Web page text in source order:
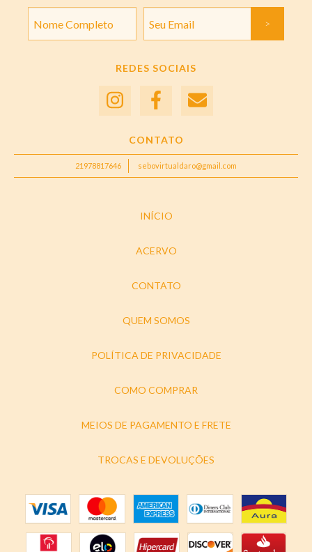
REDES SOCIAIS
CONTATO
21978817646 sebovirtualdaro@gmail.com
INÍCIO
ACERVO
CONTATO
QUEM SOMOS
POLÍTICA DE PRIVACIDADE
COMO COMPRAR
MEIOS DE PAGAMENTO E FRETE
TROCAS E DEVOLUÇÕES